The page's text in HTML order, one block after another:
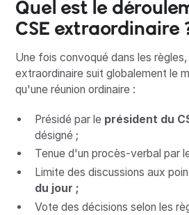
Quel est le
CSE extraordinaire
Une fois convoqué dans les règles,
extraordinaire suit globalement le
qu'une réunion ordinaire :
Présidé par le président du
désigné ;
Tenue d'un procès-verbal par
Limite des discussions aux
du jour ;
Vote des décisions selon les